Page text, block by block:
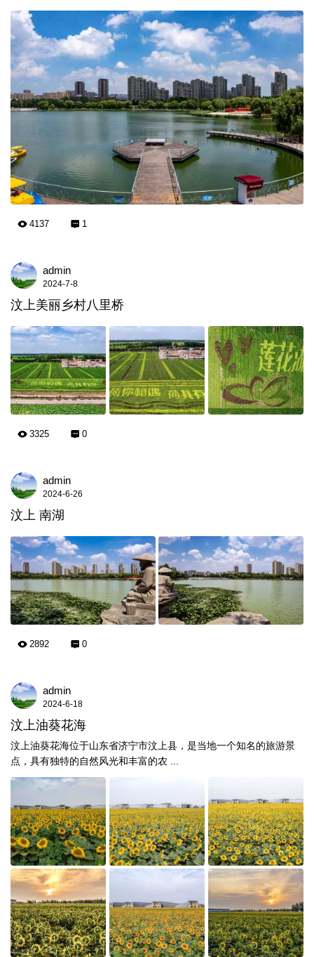
4137 1
admin
2024-7-8
汶上美丽乡村八里桥
3325 0
admin
2024-6-26
汶上 南湖
2892 0
admin
2024-6-18
汶上油葵花海
汶上油葵花海位于山东省济宁市汶上县，是当地一个知名的旅游景
点，具有独特的自然风光和丰富的农 ...